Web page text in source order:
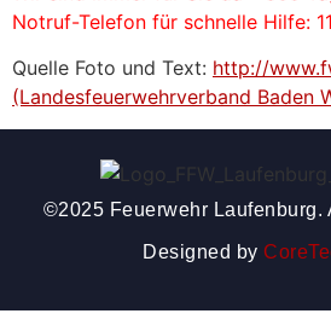
Notruf-Telefon für schnelle Hilfe:
Quelle Foto und Text: http://
(Landesfeuerwehrverband Baden
©2025 Feuerwehr Laufenburg.
Designed by